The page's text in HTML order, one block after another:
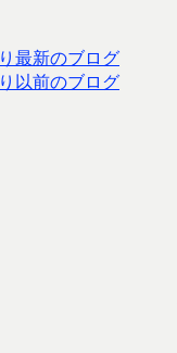
最新のブログ
以前のブログ